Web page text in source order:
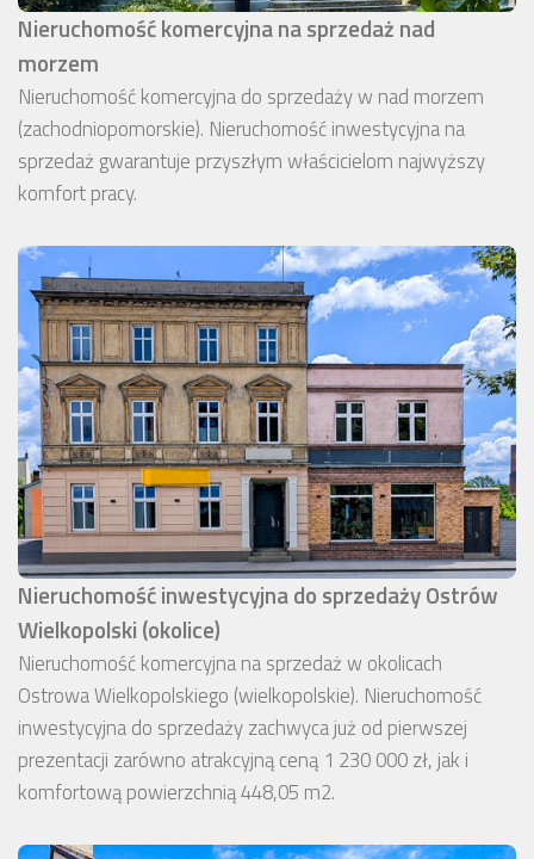
Nieruchomość komercyjna na sprzedaż nad
morzem
Nieruchomość komercyjna do sprzedaży w nad morzem
(zachodniopomorskie). Nieruchomość inwestycyjna na
sprzedaż gwarantuje przyszłym właścicielom najwyższy
komfort pracy.
Nieruchomość inwestycyjna do sprzedaży Ostrów
Wielkopolski (okolice)
Nieruchomość komercyjna na sprzedaż w okolicach
Ostrowa Wielkopolskiego (wielkopolskie). Nieruchomość
inwestycyjna do sprzedaży zachwyca już od pierwszej
prezentacji zarówno atrakcyjną ceną 1 230 000 zł, jak i
komfortową powierzchnią 448,05 m2.